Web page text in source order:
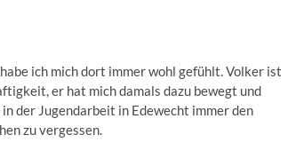
ich mich dort immer wohl gefühlt. Volker ist
er hat mich damals dazu bewegt und
der Jugendarbeit in Edewecht immer den
zu vergessen.